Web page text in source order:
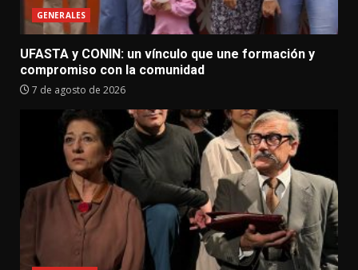
GENERALES
UFASTA y CONIN: un vínculo que une formación y
compromiso con la comunidad
7 de agosto de 2026